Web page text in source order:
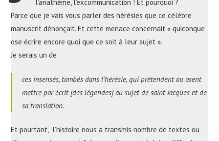
l’anathème, l’excommunication ! Et pourquoi ?
Parce que je vais vous parler des hérésies que ce célèbre
manuscrit dénonçait. Et cette menace concernait « quiconque
ose écrire encore quoi que ce soit à leur sujet ».
Je serais un de
ces insensés, tombés dans l’hérésie, qui prétendent ou osent
mettre par écrit [des légendes] au sujet de saint Jacques et de
sa translation.
Et pourtant, l’histoire nous a transmis nombre de textes ou